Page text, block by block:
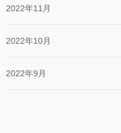
2022年11月
2022年10月
2022年9月